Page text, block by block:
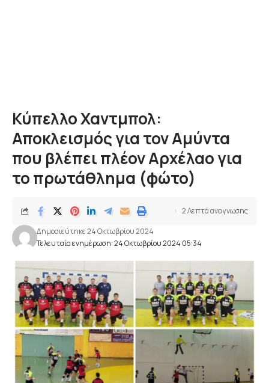
Κύπελλο Χαντμπολ:
Αποκλεισμός για τον Αμύντα
που βλέπει πλέον Αρχέλαο για
το πρωτάθλημα (φώτο)
Τελευταία ενημέρωση: 24 Οκτωβρίου 2024 05:34
Δημοσιεύτηκε 24 Οκτωβρίου 2024
2 Λεπτά αναγνωσης